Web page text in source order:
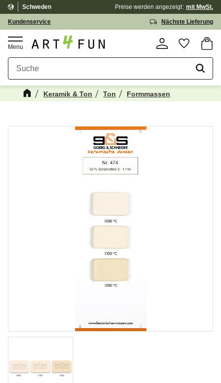
Menü
Kundenservice Nächste Lieferung
Schweden Preise werden angezeigt mit MwSt.
Keramik & Ton Ton Formmassen
intressera dig?
Rose Quartz